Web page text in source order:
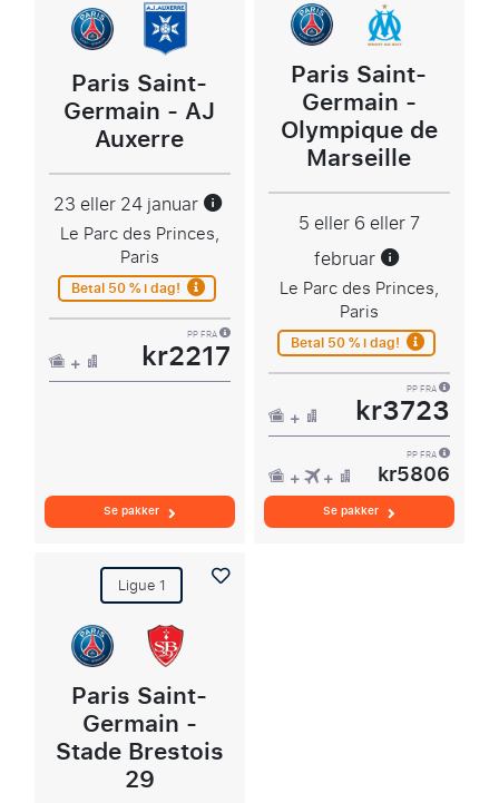
Paris Saint-
Germain - AJ
Auxerre
23 eller 24 januar
Le Parc des Princes,
Paris
Betal 50 % i dag!
PP FRA
kr2217
Se pakker
Paris Saint-
Germain -
Olympique de
Marseille
5 eller 6 eller 7
februar
Le Parc des Princes,
Paris
Betal 50 % i dag!
PP FRA
kr3723
PP FRA
kr5806
Se pakker
Ligue 1
Paris Saint-
Germain -
Stade Brestois
29